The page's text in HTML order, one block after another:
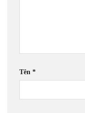
Tên *